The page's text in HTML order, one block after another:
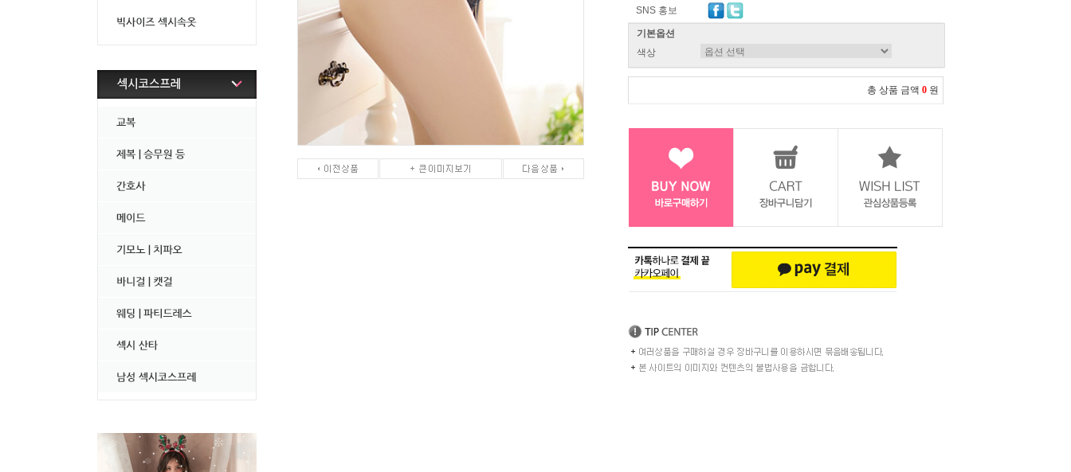
SNS 홍보
기본옵션
색상
총 상품 금액 0 원